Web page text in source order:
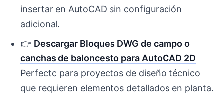
insertar en AutoCAD sin configuración
adicional.
👉 Descargar Bloques DWG de campo o
canchas de baloncesto para AutoCAD 2D
Perfecto para proyectos de diseño técnico
que requieren elementos detallados en planta.